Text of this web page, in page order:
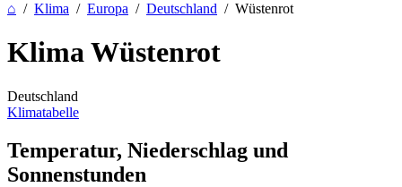
⌂ / Klima / Europa / Deutschland / Wüstenrot
Klima Wüstenrot
Deutschland
Klimatabelle
Temperatur, Niederschlag und
Sonnenstunden